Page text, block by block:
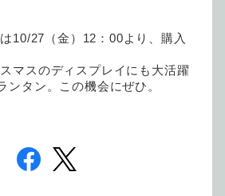
10/27（金）12：00より、購入
マスのディスプレイにも大活躍
ンタン。この機会にぜひ。